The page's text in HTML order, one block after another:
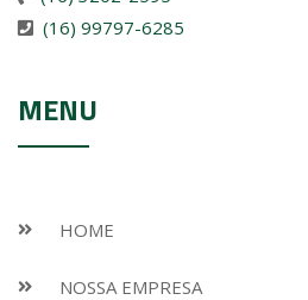
(16) 99797-6285
MENU
HOME
NOSSA EMPRESA